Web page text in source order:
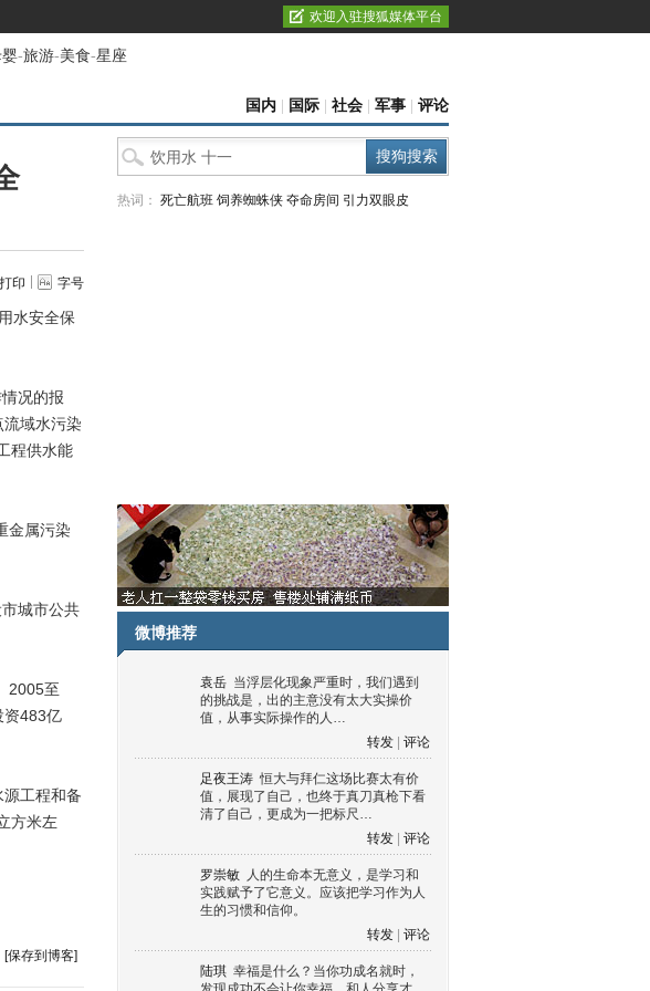
欢迎入驻搜狐媒体平台
-旅游-美食-星座
国内 国际 社会 军事 评论
打印 字号
水安全保
况的报
域水污染
程供水能
金属污染
城市公共
2005至
资483亿
工程和备
方米左
[保存到博客]
热词： 死亡航班 饲养蜘蛛侠 夺命房间 引力双眼皮
微博推荐
袁岳 当浮层化现象严重时，我们遇到
的挑战是，出的主意没有太大实操价
值，从事实际操作的人…
转发
评论
足夜王涛 恒大与拜仁这场比赛太有价
值，展现了自己，也终于真刀真枪下看
清了自己，更成为一把标尺…
转发
评论
罗崇敏 人的生命本无意义，是学习和
实践赋予了它意义。应该把学习作为人
生的习惯和信仰。
转发
评论
陆琪 幸福是什么？当你功成名就时，